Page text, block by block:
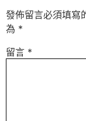
發佈留言必須填寫
為 *
留言 *